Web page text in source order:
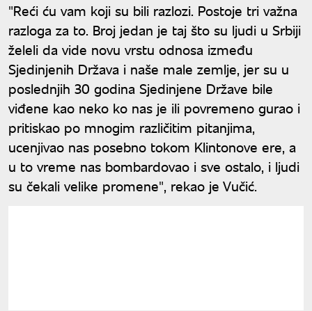
"Reći ću vam koji su bili razlozi. Postoje tri važna
razloga za to. Broj jedan je taj što su ljudi u Srbiji
želeli da vide novu vrstu odnosa između
Sjedinjenih Država i naše male zemlje, jer su u
poslednjih 30 godina Sjedinjene Države bile
viđene kao neko ko nas je ili povremeno gurao i
pritiskao po mnogim različitim pitanjima,
ucenjivao nas posebno tokom Klintonove ere, a
u to vreme nas bombardovao i sve ostalo, i ljudi
su čekali velike promene", rekao je Vučić.